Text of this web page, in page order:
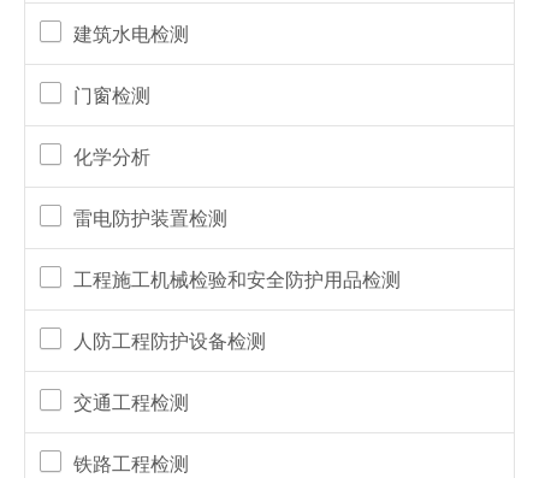
建筑水电检测
门窗检测
化学分析
雷电防护装置检测
工程施工机械检验和安全防护用品检测
人防工程防护设备检测
交通工程检测
铁路工程检测